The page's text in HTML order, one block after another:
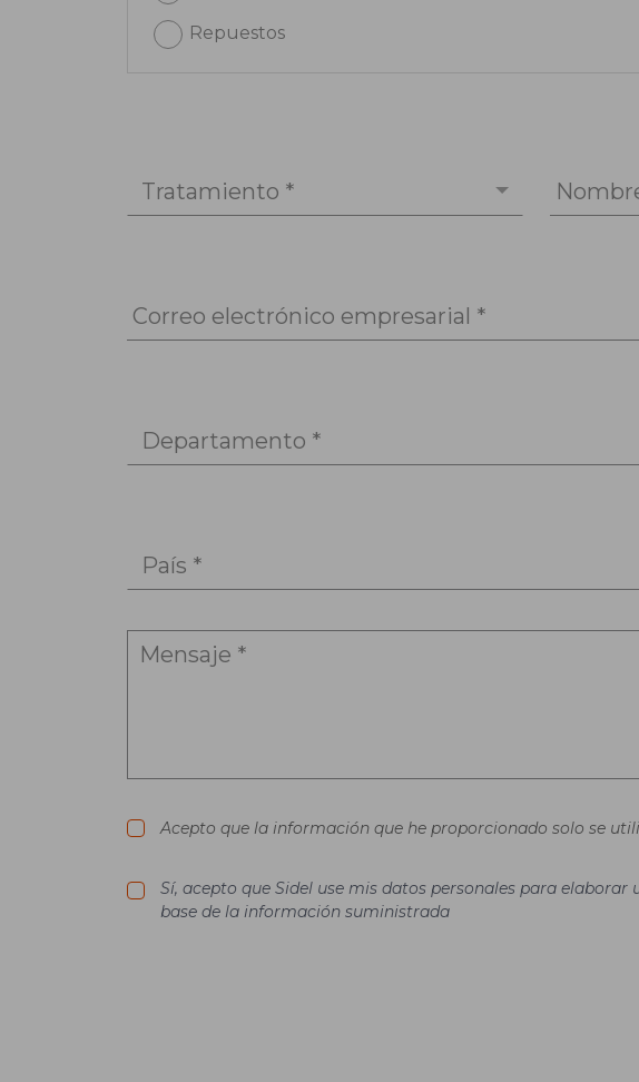
Repuestos
Tratamiento *
Correo electrónico empresarial *
Departamento *
País *
Acepto que la información que he proporcionado solo se
Sí, acepto que Sidel use mis datos personales para
base de la información suministrada